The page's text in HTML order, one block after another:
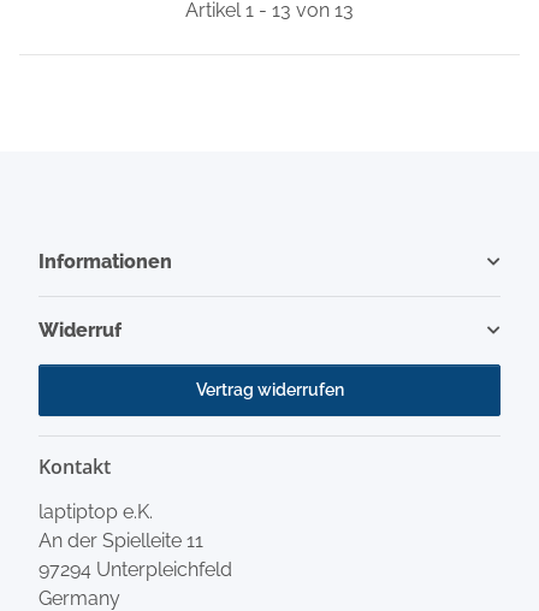
Artikel 1 - 13 von 13
Informationen
Widerruf
Vertrag widerrufen
Kontakt
laptiptop e.K.
An der Spielleite 11
97294 Unterpleichfeld
Germany